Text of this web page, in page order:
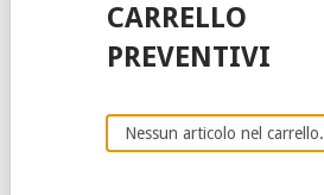
CARRELLO
PREVENTIVI
Nessun articolo nel carrello.